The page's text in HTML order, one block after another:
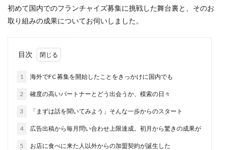
初めて国内でのフランチャイズ募集に挑戦した舞台裏と、そのお
取り組みの成果についてお伺いしました。
目次
1 海外でFC 募集を開始したことをきっかけに国内でも
2 確度の高いパートナーとどう出会うか、模索の日々
3 「まずは話を聞いてみよう」そんな一歩からのスタート
4 広告出稿から毎月問い合わせ上限達成。初月から驚きの成果が
5 お店に食べに来た人以外からの加盟契約が誕生した